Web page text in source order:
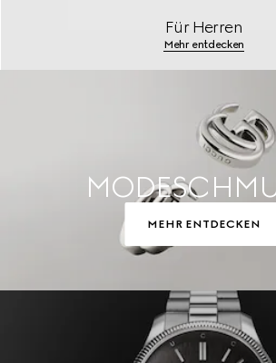
Für Herren
Mehr entdecken
MEHR ENTDECKEN